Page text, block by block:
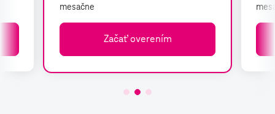
mesačne
Začať overením